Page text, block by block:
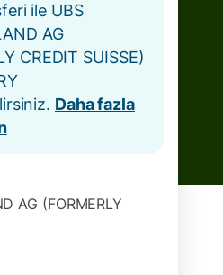
ile UBS
AG
CREDIT SUISSE)
Daha fazla
AG (FORMERLY